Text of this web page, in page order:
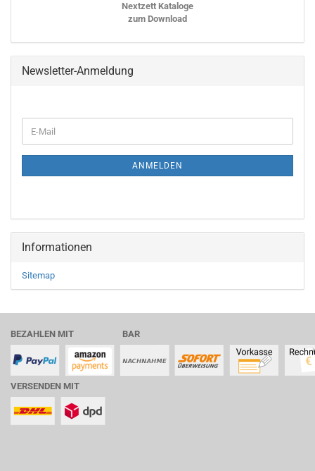
Nextzett Kataloge
zum Download
Newsletter-Anmeldung
ZUR
E-
Mail
ANMELDEN
Informationen
Sitemap
BEZAHLEN MIT BAR
VERSENDEN MIT